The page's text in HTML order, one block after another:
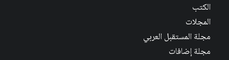
الكتب
المجلات
مجلة المستقبل العربي
مجلة إضافات